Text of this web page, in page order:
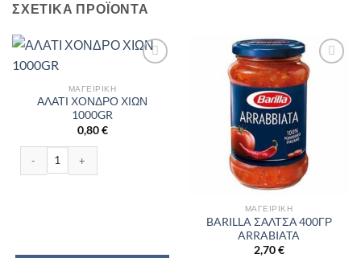
ΣΧΕΤΙΚΆ ΠΡΟΪΌΝΤΑ
ΜΑΓΕΙΡΙΚΉ
ΑΛΑΤΙ ΧΟΝΔΡΟ ΧΙΩΝ
1000GR
0,80€
ΑΛΑΤΙ ΧΟΝΔΡΟ ΧΙΩΝ 1000GR ποσότητα
ΜΑΓΕΙΡΙΚΉ
BARILLA ΣΑΛΤΣΑ 400ΓΡ
ARRABIATA
2,70€